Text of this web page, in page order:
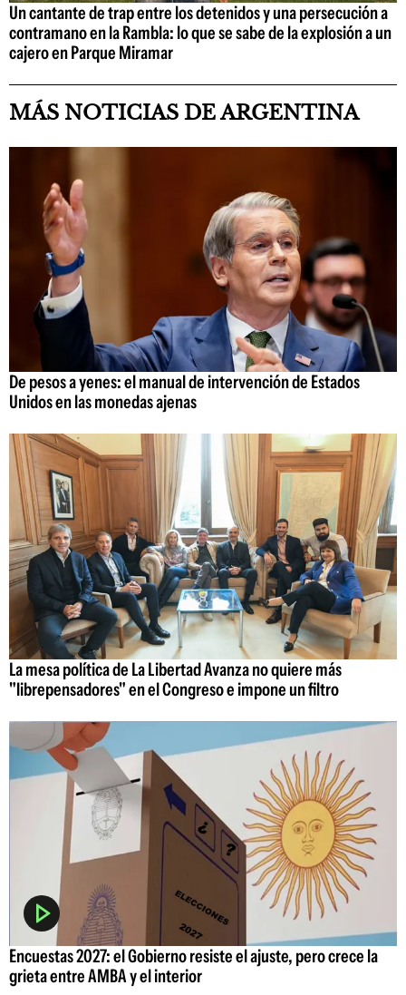
Un cantante de trap entre los detenidos y una persecución a
contramano en la Rambla: lo que se sabe de la explosión a un
cajero en Parque Miramar
MÁS NOTICIAS DE ARGENTINA
De pesos a yenes: el manual de intervención de Estados
Unidos en las monedas ajenas
La mesa política de La Libertad Avanza no quiere más
"librepensadores" en el Congreso e impone un filtro
Encuestas 2027: el Gobierno resiste el ajuste, pero crece la
grieta entre AMBA y el interior